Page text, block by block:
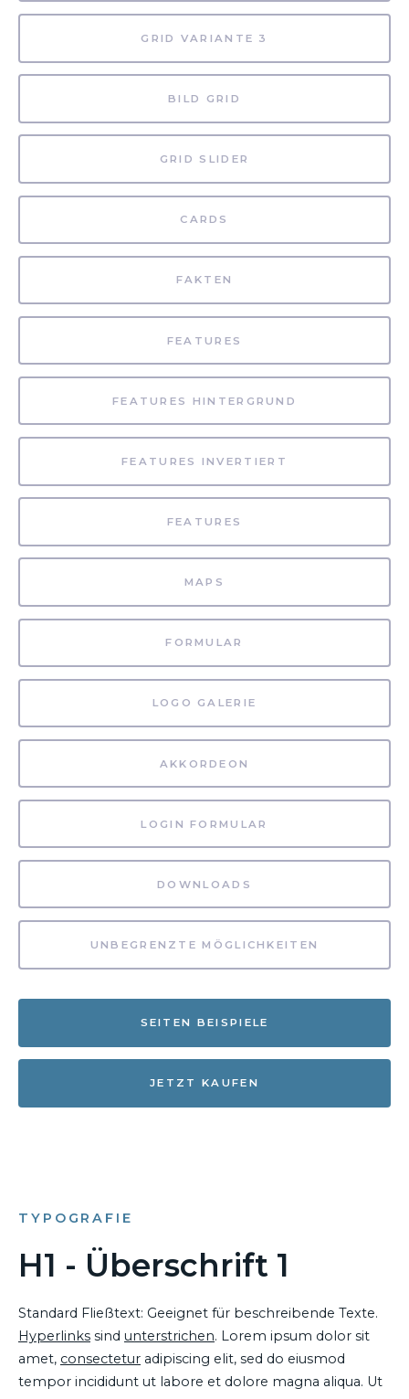
GRID VARIANTE 3
BILD GRID
GRID SLIDER
CARDS
FAKTEN
FEATURES
FEATURES HINTERGRUND
FEATURES INVERTIERT
FEATURES
MAPS
FORMULAR
LOGO GALERIE
AKKORDEON
LOGIN FORMULAR
DOWNLOADS
UNBEGRENZTE MÖGLICHKEITEN
SEITEN BEISPIELE
JETZT KAUFEN
TYPOGRAFIE
H1 - Überschrift 1
Standard Fließtext: Geeignet für beschreibende Texte.
Hyperlinks sind unterstrichen. Lorem ipsum dolor sit
amet, consectetur adipiscing elit, sed do eiusmod
tempor incididunt ut labore et dolore magna aliqua. Ut